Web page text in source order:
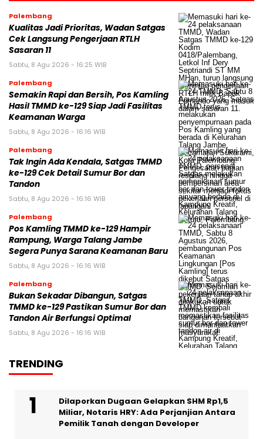
Palembang
Kualitas Jadi Prioritas, Wadan Satgas
Cek Langsung Pengerjaan RTLH
Sasaran 11
Sabtu, 8 Agu 2026 - 16:25 WIB
Palembang
Semakin Rapi dan Bersih, Pos Kamling
Hasil TMMD ke-129 Siap Jadi Fasilitas
Keamanan Warga
Sabtu, 8 Agu 2026 - 16:16 WIB
Palembang
Tak Ingin Ada Kendala, Satgas TMMD
ke-129 Cek Detail Sumur Bor dan
Tandon
Sabtu, 8 Agu 2026 - 16:16 WIB
Palembang
Pos Kamling TMMD ke-129 Hampir
Rampung, Warga Talang Jambe
Segera Punya Sarana Keamanan Baru
Sabtu, 8 Agu 2026 - 16:16 WIB
Palembang
Bukan Sekadar Dibangun, Satgas
TMMD ke-129 Pastikan Sumur Bor dan
Tandon Air Berfungsi Optimal
Sabtu, 8 Agu 2026 - 16:16 WIB
TRENDING
Dilaporkan Dugaan Gelapkan SHM Rp1,5
Miliar, Notaris HRY: Ada Perjanjian Antara
Pemilik Tanah dengan Developer